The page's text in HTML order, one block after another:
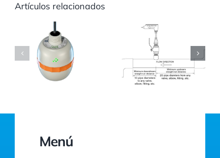
Artículos relacionados
Menú